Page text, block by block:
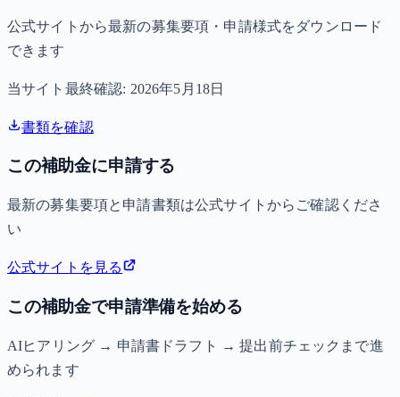
公式サイトから最新の募集要項・申請様式をダウンロード
できます
当サイト最終確認: 2026年5月18日
書類を確認
この補助金に申請する
最新の募集要項と申請書類は公式サイトからご確認くださ
い
公式サイトを見る
この補助金で申請準備を始める
AIヒアリング → 申請書ドラフト → 提出前チェックまで進
められます